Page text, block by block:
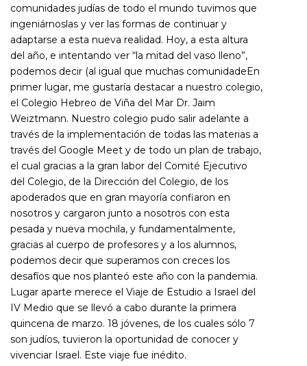
comunidades judías de todo el mundo tuvimos que
ingeniárnoslas y ver las formas de continuar y
adaptarse a esta nueva realidad. Hoy, a esta altura
del año, e intentando ver “la mitad del vaso lleno”,
podemos decir (al igual que muchas comunidadeEn
primer lugar, me gustaría destacar a nuestro colegio,
el Colegio Hebreo de Viña del Mar Dr. Jaim
Weiztmann. Nuestro colegio pudo salir adelante a
través de la implementación de todas las materias a
través del Google Meet y de todo un plan de trabajo,
el cual gracias a la gran labor del Comité Ejecutivo
del Colegio, de la Dirección del Colegio, de los
apoderados que en gran mayoría confiaron en
nosotros y cargaron junto a nosotros con esta
pesada y nueva mochila, y fundamentalmente,
gracias al cuerpo de profesores y a los alumnos,
podemos decir que superamos con creces los
desafíos que nos planteó este año con la pandemia.
Lugar aparte merece el Viaje de Estudio a Israel del
IV Medio que se llevó a cabo durante la primera
quincena de marzo. 18 jóvenes, de los cuales sólo 7
son judíos, tuvieron la oportunidad de conocer y
vivenciar Israel. Este viaje fue inédito.